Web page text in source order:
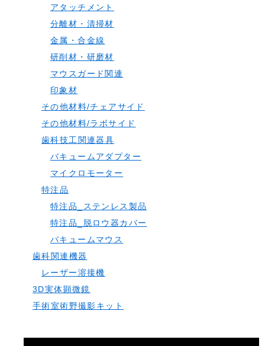
アタッチメント
分離材・清掃材
金属・合金線
研削材・研磨材
マウスガード関連
印象材
その他材料/チェアサイド
その他材料/ラボサイド
歯科技工関連器具
バキュームアダプター
マイクロモーター
特注品
特注品_ステンレス製品
特注品_脱ロウ器カバー
バキュームマウス
歯科関連機器
レーザー溶接機
3D実体顕微鏡
手術室術野撮影キット